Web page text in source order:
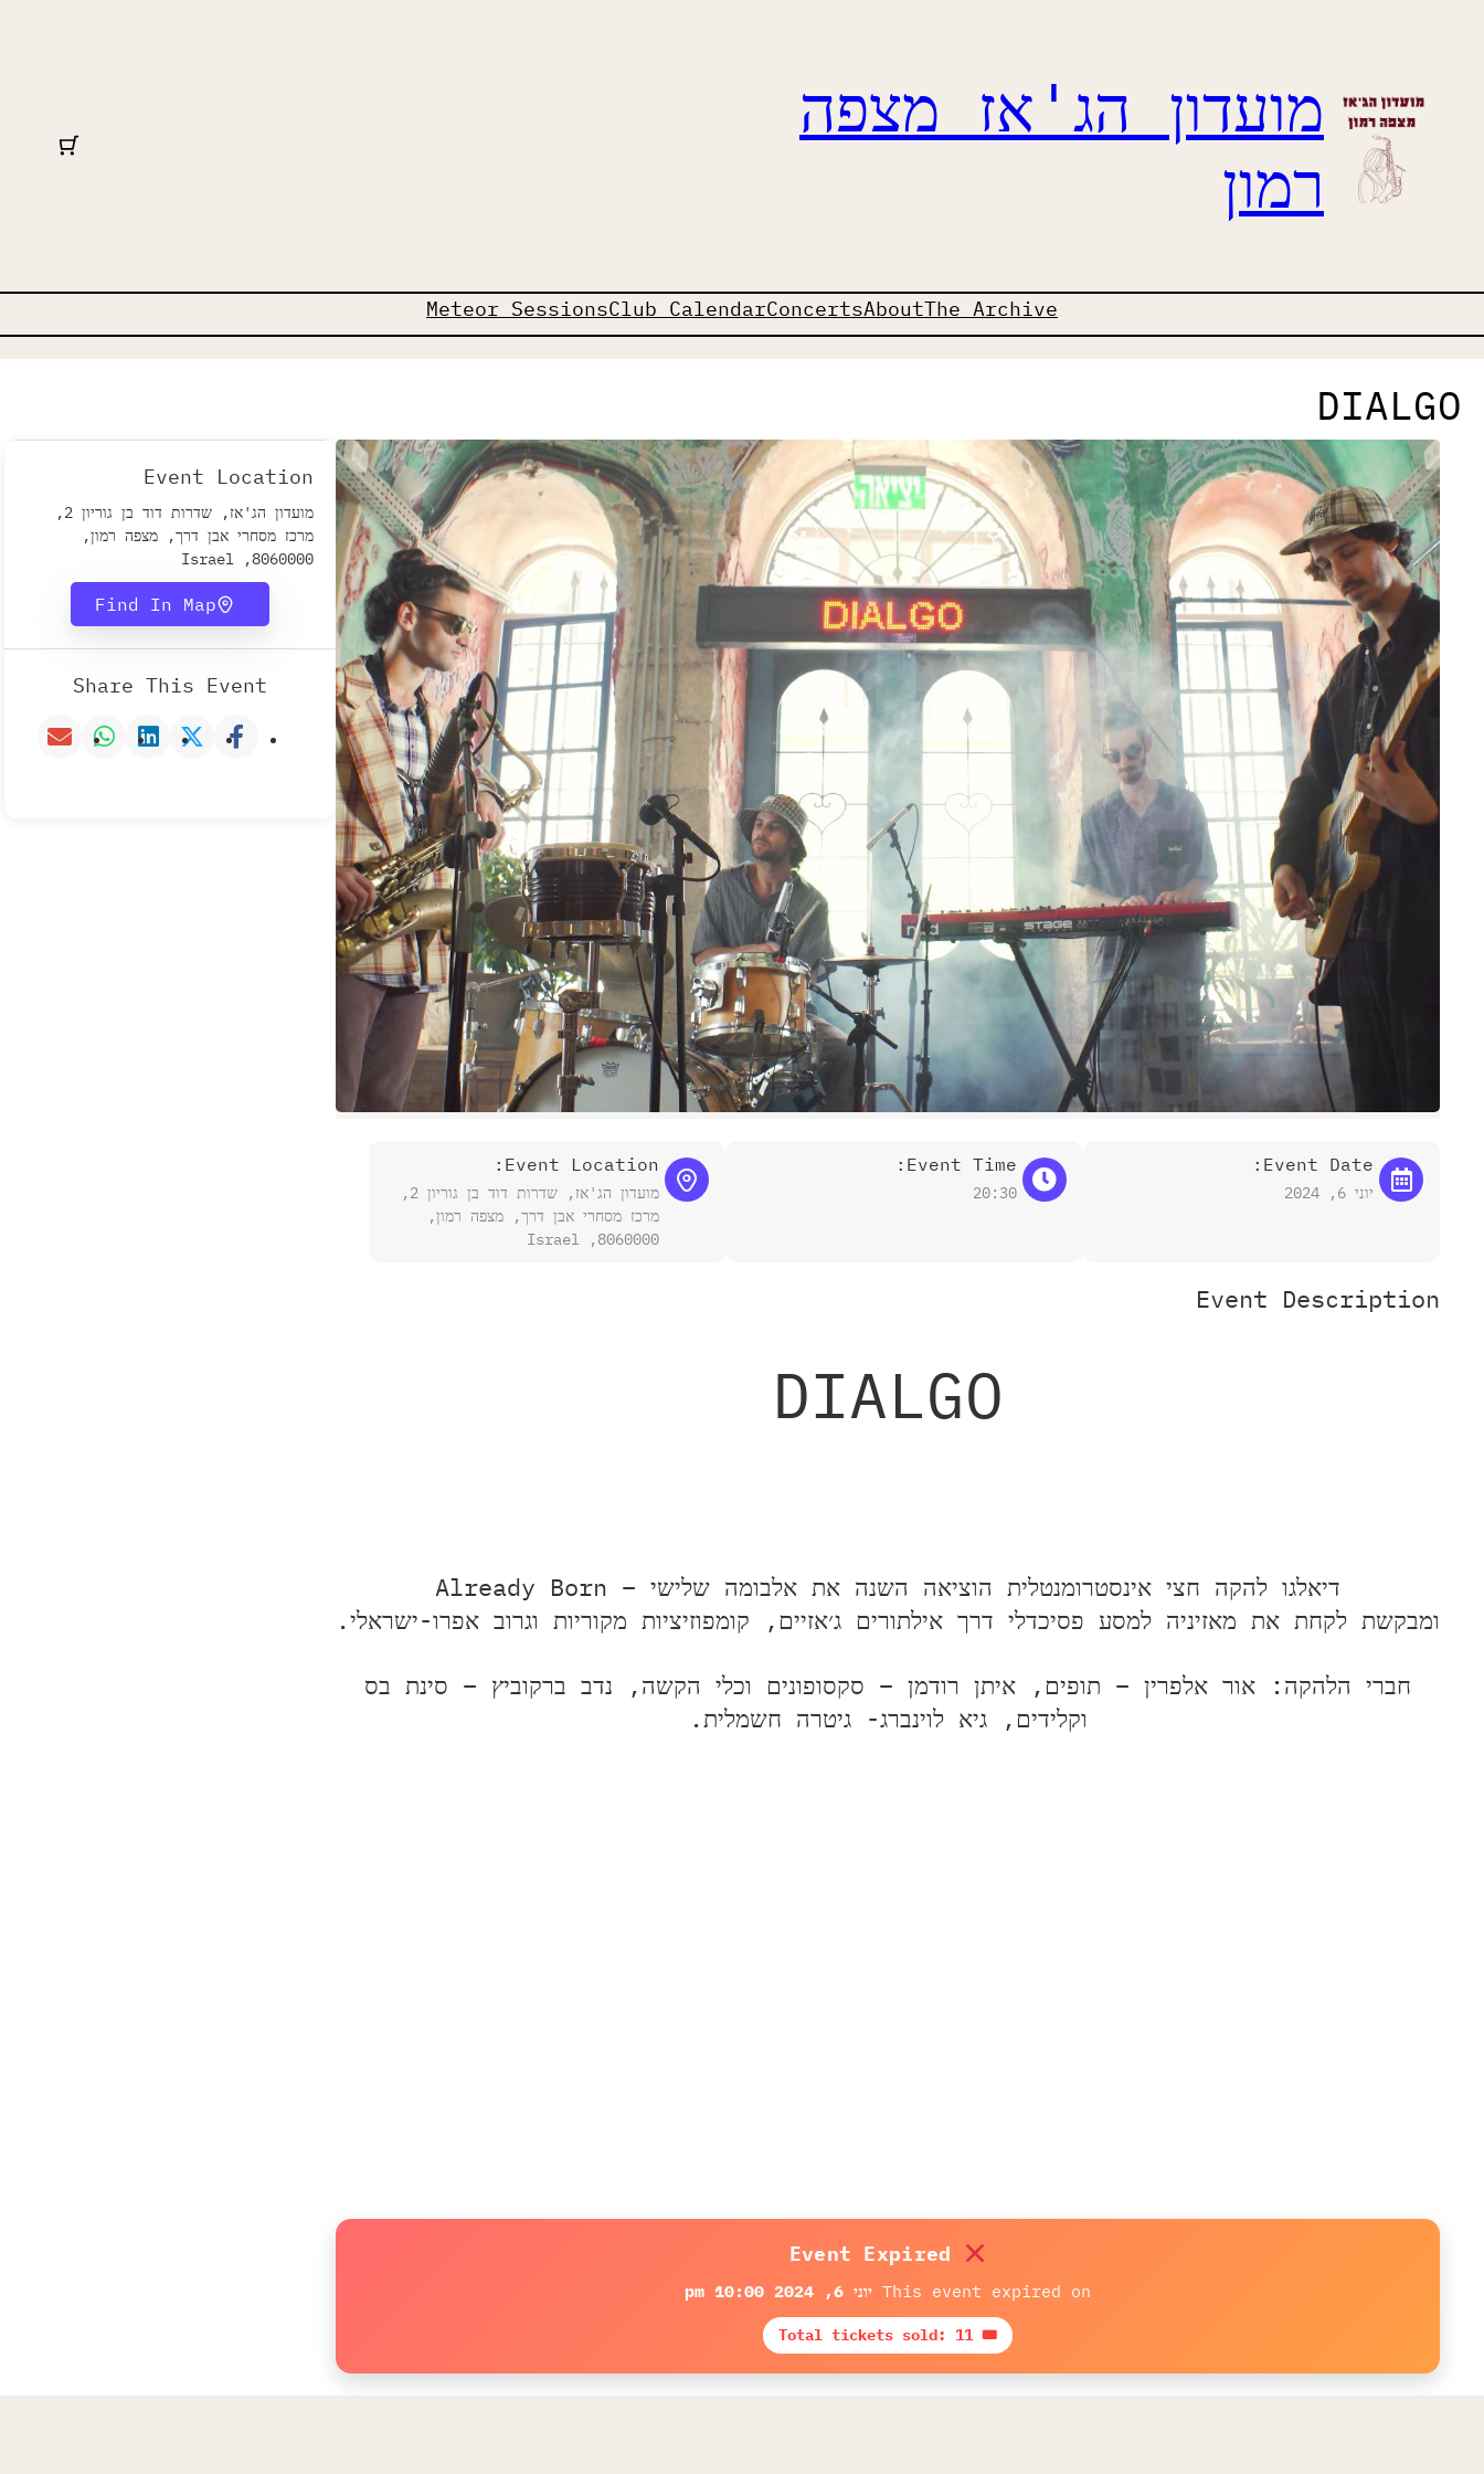
מועדון הג'אז מצפה
רמון
The Archive
About
Concerts
Club Calendar
Meteor Sessions
DIALGO
Event Date:
יוני 6, 2024
Event Time:
20:30
Event Location:
מועדון הג'אז, שדרות דוד בן גוריון 2,
מרכז מסחרי אבן דרך, מצפה רמון,
8060000, Israel
Event Description
DIALGO
דיאלגו להקה חצי אינסטרומנטלית הוציאה השנה את אלבומה שלישי – Already Born
ומבקשת לקחת את מאזיניה למסע פסיכדלי דרך אילתורים ג׳אזיים, קומפוזיציות מקוריות וגרוב אפרו-ישראלי.
חברי הלהקה: אור אלפרין – תופים, איתן רודמן – סקסופונים וכלי הקשה, נדב ברקוביץ – סינת בס
וקלידים, גיא לוינברג- גיטרה חשמלית.
This event expired on יוני 6, 2024 10:00 pm
🎟 Total tickets sold: 11
Event Location
מועדון הג'אז, שדרות דוד בן גוריון 2,
מרכז מסחרי אבן דרך, מצפה רמון,
8060000, Israel
Find In Map
Share This Event